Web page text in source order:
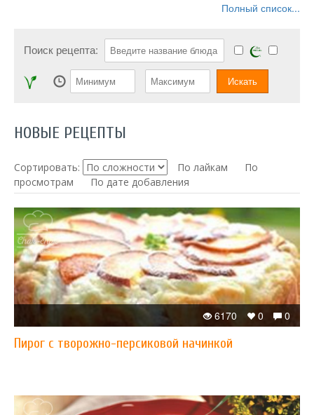
Полный список...
Поиск рецепта:
НОВЫЕ РЕЦЕПТЫ
Сортировать: По лайкам
По
просмотрам
По дате добавления
0
0
6170
Пирог с творожно-персиковой начинкой